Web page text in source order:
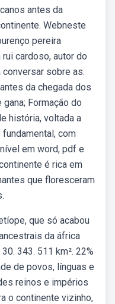
antes da
Webneste
pereira
cardoso, autor do
conversar sobre as.
da chegada dos
Formação do
história, voltada a
com
em word, pdf e
é rica em
que floresceram
que só acabou
da áfrica
343. 511 km². 22%
de povos, línguas e
reinos e impérios
o continente vizinho,